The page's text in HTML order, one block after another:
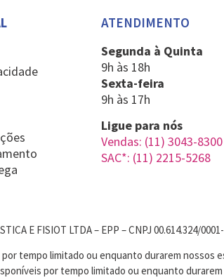
ATENDIMENTO
Segunda à Quinta
9h às 18h
Sexta-feira
9h às 17h
Ligue para nós
Vendas: (11) 3043-8300
SAC*: (11) 2215-5268
E FISIOT LTDA – EPP – CNPJ 00.614.324/
tempo limitado ou enquanto durarem nossos
por tempo limitado ou enquanto